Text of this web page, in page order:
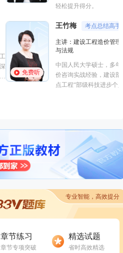
轻松提升得分。
免费听
王竹梅 考点总结高手
主讲：建设工程造价管理,理论
中国人民大学硕士，多年工程造
价咨询实战经验，建设部住宅试
点工程“部级科技进步个人银
专业智能，高效提分
章节练习
章节专项突破
精选试题
省时高效精选